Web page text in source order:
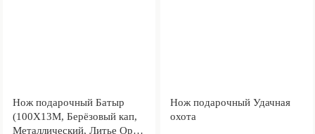
Нож подарочный Батыр
(100Х13М, Берёзовый кап,
Металлический, Литье Орёл,
Нож подарочный Удачная
охота